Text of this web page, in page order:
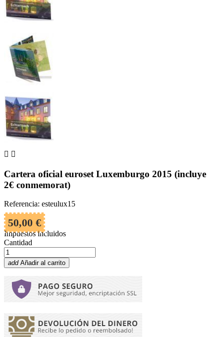
 
Cartera oficial euroset Luxemburgo 2015 (incluye
2€ conmemorat)
Referencia: esteulux15
50,00 €
Impuestos incluidos
Cantidad
add Añadir al carrito